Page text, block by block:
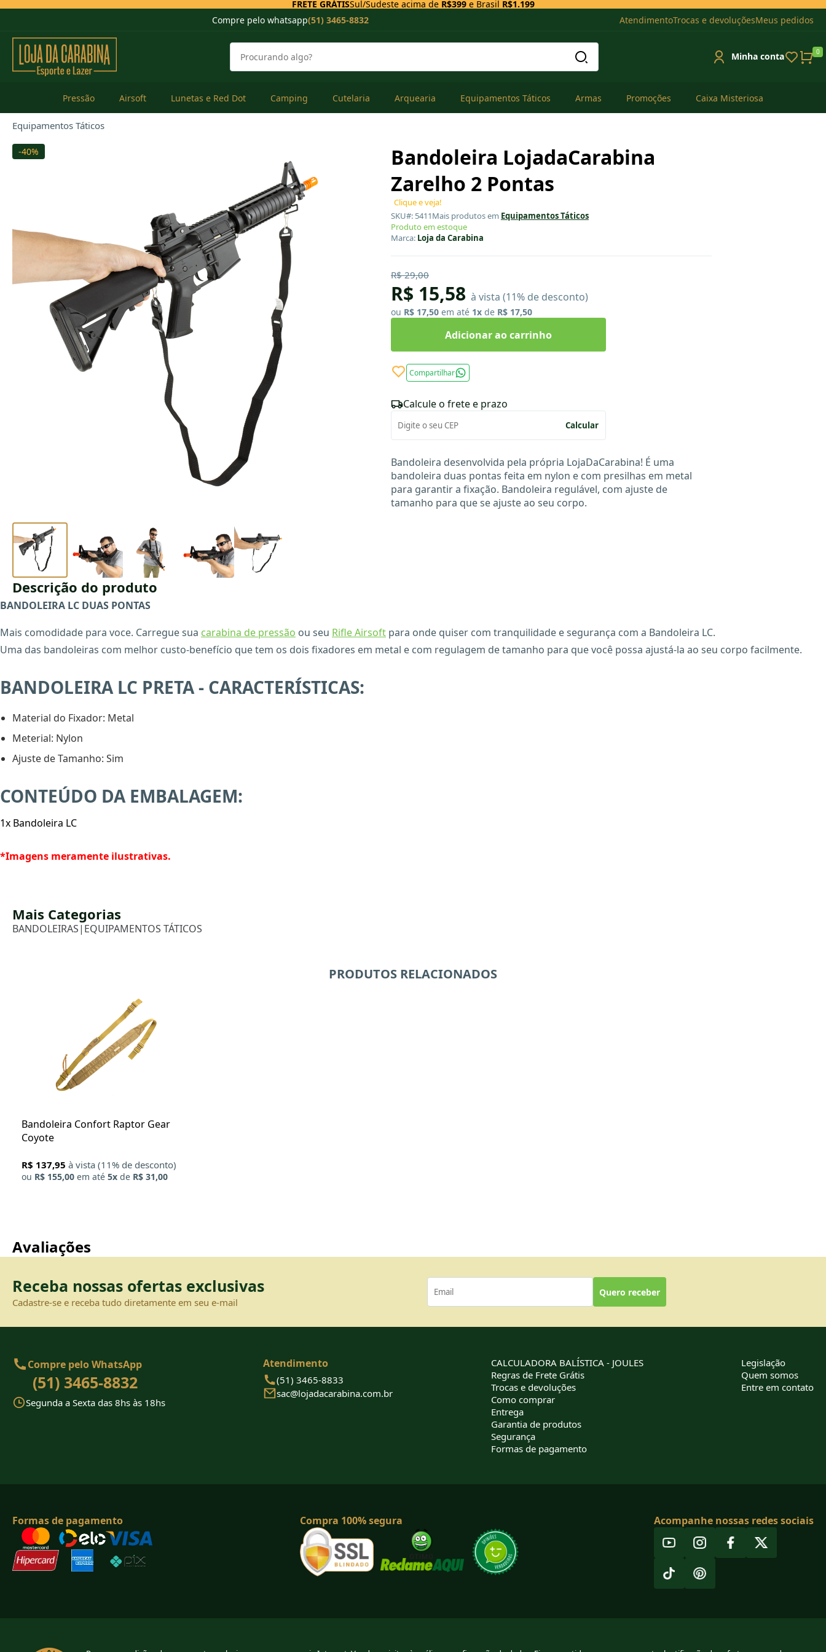
FRETE GRÁTISSul/Sudeste acima de R$399e Brasil R$1.199
Compre pelo whatsapp(51) 3465-8832 AtendimentoTrocas e devoluçõesMeus pedidos
Minha conta 0
Pressão Airsoft Lunetas e Red Dot Camping Cutelaria Arquearia Equipamentos Táticos Armas Promoções Caixa Misteriosa
Equipamentos Táticos
-40%
Bandoleira LojadaCarabina
Zarelho 2 Pontas
Clique e veja!
SKU#: 5411Mais produtos em Equipamentos Táticos
Produto em estoque
Marca: Loja da Carabina
R$ 29,00
R$ 15,58 à vista (11% de desconto)
ou R$ 17,50 em até 1x de R$ 17,50
Adicionar ao carrinho
Compartilhar
Calcule o frete e prazo
Calcular
Bandoleira desenvolvida pela própria LojaDaCarabina! É uma
bandoleira duas pontas feita em nylon e com presilhas em metal
para garantir a fixação. Bandoleira regulável, com ajuste de
tamanho para que se ajuste ao seu corpo.
Descrição do produto
BANDOLEIRA LC DUAS PONTAS
Mais comodidade para voce. Carregue sua carabina de pressão ou seu Rifle Airsoft para onde quiser com tranquilidade e segurança com a Bandoleira LC.
Uma das bandoleiras com melhor custo-benefício que tem os dois fixadores em metal e com regulagem de tamanho para que você possa ajustá-la ao seu corpo facilmente.
BANDOLEIRA LC PRETA - CARACTERÍSTICAS:
Material do Fixador: Metal
Meterial: Nylon
Ajuste de Tamanho: Sim
CONTEÚDO DA EMBALAGEM:
1x Bandoleira LC
*Imagens meramente ilustrativas.
Mais Categorias
BANDOLEIRAS| EQUIPAMENTOS TÁTICOS
PRODUTOS RELACIONADOS
Bandoleira Confort Raptor Gear
Coyote
R$ 137,95 à vista (11% de desconto)
ou R$ 155,00 em até 5x de R$ 31,00
Avaliações
Receba nossas ofertas exclusivas
Cadastre-se e receba tudo diretamente em seu e-mail
Quero receber
Compre pelo WhatsApp
(51) 3465-8832
Segunda a Sexta das 8hs às 18hs
Atendimento
(51) 3465-8833
sac@lojadacarabina.com.br
CALCULADORA BALÍSTICA - JOULES
Regras de Frete Grátis
Trocas e devoluções
Como comprar
Entrega
Garantia de produtos
Segurança
Formas de pagamento
Legislação
Quem somos
Entre em contato
Formas de pagamento Compra 100% segura Acompanhe nossas redes sociais